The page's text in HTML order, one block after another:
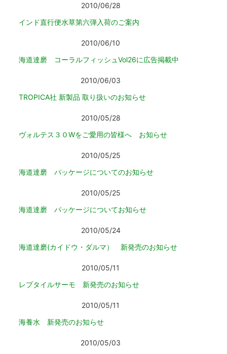
2010/06/28
インド直行便水草第六弾入荷のご案内
2010/06/10
海道達磨 コーラルフィッシュVol26に広告掲載中
2010/06/03
TROPICA社 新製品 取り扱いのお知らせ
2010/05/28
ヴォルテス３０Wをご愛用の皆様へ お知らせ
2010/05/25
海道達磨 パッケージについてのお知らせ
2010/05/25
海道達磨 パッケージについてお知らせ
2010/05/24
海道達磨(カイドウ・ダルマ） 新発売のお知らせ
2010/05/11
レプタイルサーモ 新発売のお知らせ
2010/05/11
海養水 新発売のお知らせ
2010/05/03